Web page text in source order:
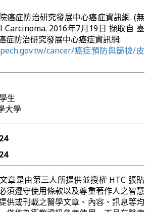
癌症防治研究發展中心癌症資訊網. (無
Carcinoma. 2016年7月19日 擷取自 臺
症防治研究發展中心癌症資訊網:
cancer/癌症預防與篩檢/皮
生
大學
章是由第三人所提供並授權 HTC 張貼
須遵守使用條款以及尊重著作人之智慧
供或刊載之醫學文章、內容、訊息等均